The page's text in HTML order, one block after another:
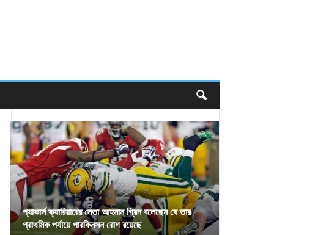
প্যাকার্স ক্যারিয়ারের নেতা আহমান গ্রিন বলেছেন যে তার
প্রাথমিক পর্যায়ে পারকিনসন রোগ রয়েছে